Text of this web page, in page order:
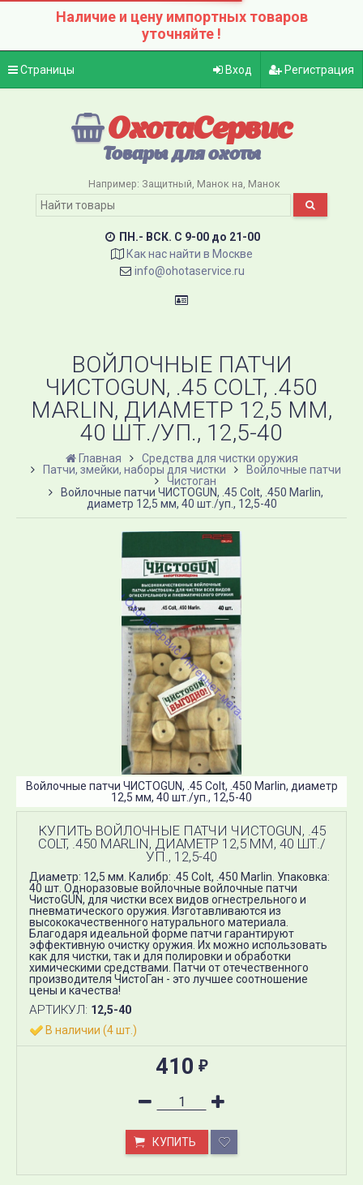
Наличие и цену импортных товаров
уточняйте !
Страницы Вход Регистрация
ОхотаСервис
Товары для охоты
Например: Защитный Манок на Манок
ПН.- ВСК. C 9-00 до 21-00
Как нас найти в Москве
info@ohotaservice.ru
ВОЙЛОЧНЫЕ ПАТЧИ
ЧИСТОGUN, .45 COLT, .450
MARLIN, ДИАМЕТР 12,5 ММ,
40 ШТ./УП., 12,5-40
Главная
Средства для чистки оружия
Патчи, змейки, наборы для чистки
Войлочные патчи
Чистоган
Войлочные патчи ЧИСТОGUN, .45 Colt, .450 Marlin,
диаметр 12,5 мм, 40 шт./уп., 12,5-40
Войлочные патчи ЧИСТОGUN, .45 Colt, .450 Marlin, диаметр
12,5 мм, 40 шт./уп., 12,5-40
КУПИТЬ ВОЙЛОЧНЫЕ ПАТЧИ ЧИСТОGUN, .45
COLT, .450 MARLIN, ДИАМЕТР 12,5 ММ, 40 ШТ./
УП., 12,5-40
Диаметр: 12,5 мм. Калибр: .45 Colt, .450 Marlin​. Упаковка:
40 шт. Одноразовые войлочные войлочные патчи
ЧистоGUN, для чистки всех видов огнестрельного и
пневматического оружия. Изготавливаются из
высококачественного натурального материала.
Благодаря идеальной форме патчи гарантируют
эффективную очистку оружия. Их можно использовать
как для чистки, так и для полировки и обработки
химическими средствами. Патчи от отечественного
производителя ЧистоГан - это лучшее соотношение
цены и качества!
АРТИКУЛ: 12,5-40
В наличии (4 шт.)
410 ₽
КУПИТЬ